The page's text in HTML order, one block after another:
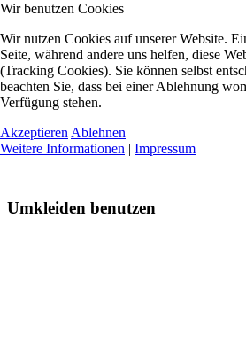
Umkleiden benutzen
Wir benutzen Cookies
Wir nutzen Cookies auf unserer Website.
Seite, während andere uns helfen, diese
(Tracking Cookies). Sie können selbst
beachten Sie, dass bei einer Ablehnung
Verfügung stehen.
Akzeptieren Ablehnen
Weitere Informationen | Impressum